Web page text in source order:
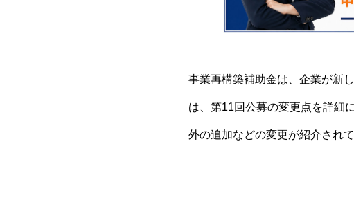
事業再構築補助金は、企業が新
は、第11回公募の変更点を詳細
外の追加などの変更が紹介されて